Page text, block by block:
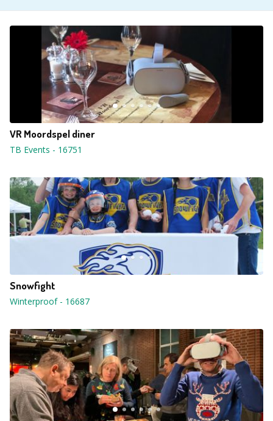
VR Moordspel diner
TB Events - 16751
Snowfight
Winterproof- 16687